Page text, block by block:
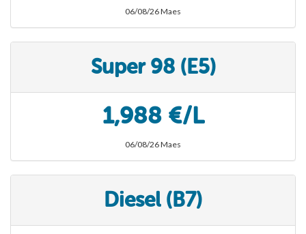
06/08/26 Maes
Super 98 (E5)
1,988 €/L
06/08/26 Maes
Diesel (B7)